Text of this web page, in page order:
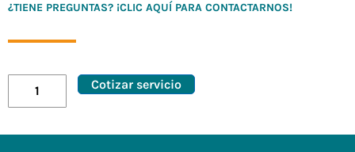
¿TIENE PREGUNTAS? ¡CLIC AQUÍ PARA CONTACTARNOS!
Cotizar servicio